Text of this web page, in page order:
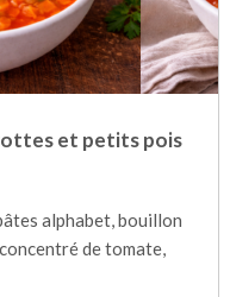
et petits pois
alphabet, bouillon
de tomate,